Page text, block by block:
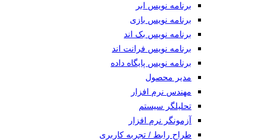
برنامه نویس ابر
برنامه نویس بازی
برنامه نویس بک اند
برنامه نویس فرانت اند
برنامه نویس پایگاه داده
مدیر محصول
مهندس نرم افزار
تحلیلگر سیستم
آزمونگر نرم افزار
طراح رابط / تجربه کاربری